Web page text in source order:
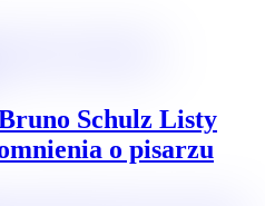
Schulz Listy
o pisarzu